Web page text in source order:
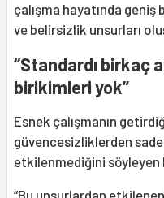
çalışma hayatında
ve belirsizlik unsurları
“Standardı birkaç
birikimleri yok”
Esnek çalışmanın
güvencesizliklerden
etkilenmediğini söyleyen